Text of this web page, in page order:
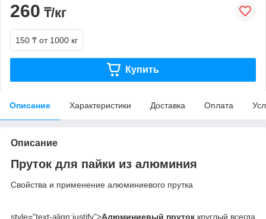
260 ₸/кг
150 ₸ от 1000 кг
Купить
Описание Характеристики Доставка Оплата
Описание
Пруток для пайки из алюминия
Свойства и применение алюминиевого прутка
style="text-align:justify">Алюминиевый пруток круглый всегда